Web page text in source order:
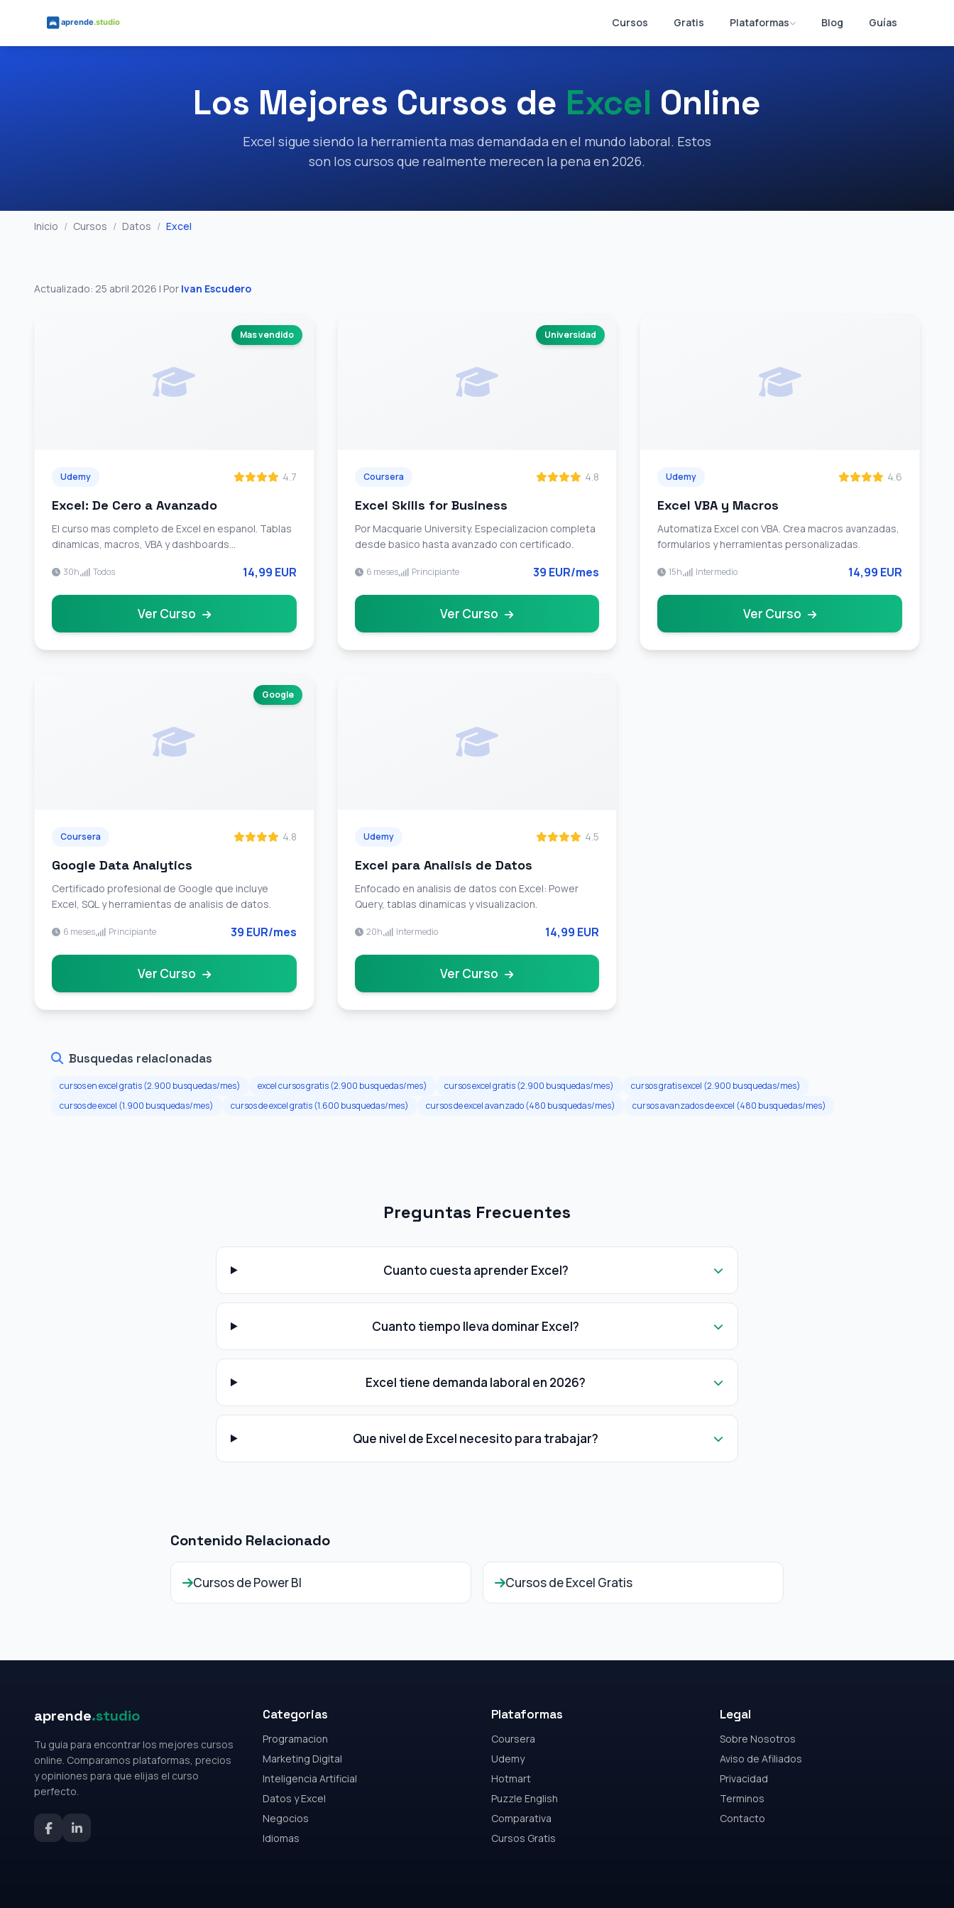
Cursos Gratis Plataformas Blog Guías
Los Mejores Cursos de Excel Online
Excel sigue siendo la herramienta mas demandada en el mundo laboral. Estos
son los cursos que realmente merecen la pena en 2026.
Inicio / Cursos / Datos / Excel
Actualizado: 25 abril 2026 | Por Ivan Escudero
Mas vendido
Udemy 4.7
Excel: De Cero a Avanzado
El curso mas completo de Excel en espanol. Tablas
dinamicas, macros, VBA y dashboards
30h Todos 14,99 EUR
Ver Curso
Universidad
Coursera 4.8
Excel Skills for Business
Por Macquarie University. Especializacion completa
desde basico hasta avanzado con certificado.
6 meses Principiante 39 EUR/mes
Ver Curso
Udemy 4.6
Excel VBA y Macros
Automatiza Excel con VBA. Crea macros avanzadas,
formularios y herramientas personalizadas.
15h Intermedio 14,99 EUR
Ver Curso
Google
Coursera 4.8
Google Data Analytics
Certificado profesional de Google que incluye
Excel, SQL y herramientas de analisis de datos.
6 meses Principiante 39 EUR/mes
Ver Curso
Udemy 4.5
Excel para Analisis de Datos
Enfocado en analisis de datos con Excel: Power
Query, tablas dinamicas y visualizacion.
20h Intermedio 14,99 EUR
Ver Curso
Busquedas relacionadas
cursos en excel gratis (2.900 busquedas/mes) excel cursos gratis (2.900 busquedas/mes) cursos excel gratis (2.900 busquedas/mes)
cursos gratis excel (2.900 busquedas/mes)
cursos de excel (1.900 busquedas/mes)
cursos de excel gratis (1.600 busquedas/mes) cursos de excel avanzado (480 busquedas/mes) cursos avanzados de excel (480 busquedas/mes)
Preguntas Frecuentes
Cuanto cuesta aprender Excel?
Cuanto tiempo lleva dominar Excel?
Excel tiene demanda laboral en 2026?
Que nivel de Excel necesito para trabajar?
Contenido Relacionado
Cursos de Power BI Cursos de Excel Gratis
aprende.studio
Tu guia para encontrar los mejores cursos
online. Comparamos plataformas, precios
y opiniones para que elijas el curso
perfecto.
Categorias
Programacion
Marketing Digital
Inteligencia Artificial
Datos y Excel
Negocios
Idiomas
Plataformas
Coursera
Udemy
Hotmart
Puzzle English
Comparativa
Cursos Gratis
Legal
Sobre Nosotros
Aviso de Afiliados
Privacidad
Terminos
Contacto